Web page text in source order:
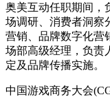
奥美互动任职期间，
场调研、消费者洞察
营销、品牌数字化营
场部高级经理，负责
定及品牌传播实施。
中国游戏商务大会